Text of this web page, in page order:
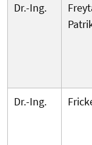
Dr.-Ing.
Dr.-Ing.